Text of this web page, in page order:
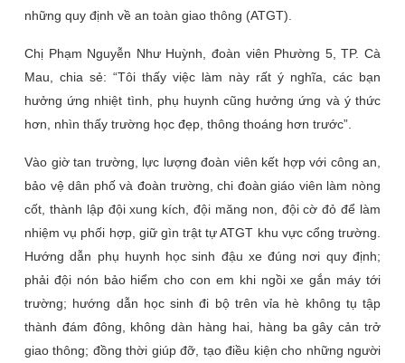
những quy định về an toàn giao thông (ATGT).
Chị Phạm Nguyễn Như Huỳnh, đoàn viên Phường 5, TP. Cà
Mau, chia sẻ: “Tôi thấy việc làm này rất ý nghĩa, các bạn
hưởng ứng nhiệt tình, phụ huynh cũng hưởng ứng và ý thức
hơn, nhìn thấy trường học đẹp, thông thoáng hơn trước”.
Vào giờ tan trường, lực lượng đoàn viên kết hợp với công an,
bảo vệ dân phố và đoàn trường, chi đoàn giáo viên làm nòng
cốt, thành lập đội xung kích, đội măng non, đội cờ đỏ để làm
nhiệm vụ phối hợp, giữ gìn trật tự ATGT khu vực cổng trường.
Hướng dẫn phụ huynh học sinh đậu xe đúng nơi quy định;
phải đội nón bảo hiểm cho con em khi ngồi xe gắn máy tới
trường; hướng dẫn học sinh đi bộ trên vỉa hè không tụ tập
thành đám đông, không dàn hàng hai, hàng ba gây cản trở
giao thông; đồng thời giúp đỡ, tạo điều kiện cho những người